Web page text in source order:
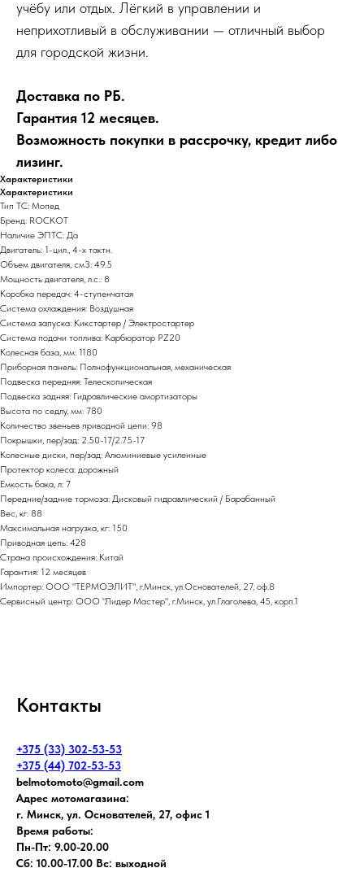
учёбу или отдых. Лёгкий в управлении и
неприхотливый в обслуживании — отличный выбор
для городской жизни.
Доставка по РБ.
Гарантия 12 месяцев.
Возможность покупки в рассрочку, кредит либо
лизинг.
Характеристики
Характеристики
Тип ТС: Мопед
Бренд: ROCKOT
Наличие ЭПТС: Да
Двигатель: 1-цил., 4-х тактн.
Объем двигателя, см3: 49.5
Мощность двигателя, л.с.: 8
Коробка передач: 4-ступенчатая
Система охлаждения: Воздушная
Система запуска: Кикстартер / Электростартер
Система подачи топлива: Карбюратор PZ20
Колесная база, мм: 1180
Приборная панель: Полнофункциональная, механическая
Подвеска передняя: Телескопическая
Подвеска задняя: Гидравлические амортизаторы
Высота по седлу, мм: 780
Количество звеньев приводной цепи: 98
Покрышки, пер/зад: 2.50-17/2.75-17
Колесные диски, пер/зад: Алюминиевые усиленные
Протектор колеса: дорожный
Емкость бака, л: 7
Передние/задние тормоза: Дисковый гидравлический / Барабанный
Вес, кг: 88
Максимальная нагрузка, кг: 150
Приводная цепь: 428
Страна происхождения: Китай
Гарантия: 12 месяцев
Импортер: ООО "ТЕРМОЭЛИТ", г.Минск, ул.Основателей, 27, оф.8
Сервисный центр: ООО "Лидер Мастер", г.Минск, ул.Глаголева, 45, корп.1
Контакты
+375 (33) 302-53-53
+375 (44) 702-53-53
belmotomoto@gmail.com
Адрес мотомагазина:
г. Минск, ул. Основателей, 27, офис 1
Время работы:
Пн-Пт: 9.00-20.00
Сб: 10.00-17.00 Вс: выходной